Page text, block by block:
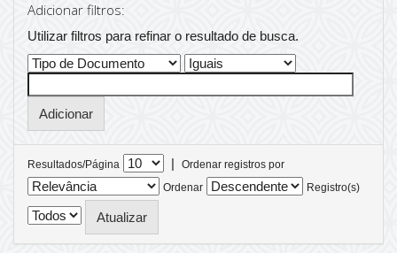
Adicionar filtros:
Utilizar filtros para refinar o resultado de busca.
Resultados/Página |
Ordenar registros por
Ordenar
Registro(s)